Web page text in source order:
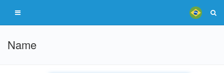
Name